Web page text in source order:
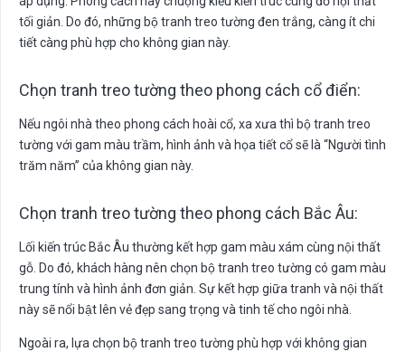
tối giản. Do đó, những bộ tranh treo tường đen trắng, càng ít chi
tiết càng phù hợp cho không gian này.
Chọn tranh treo tường theo phong cách cổ điển:
Nếu ngôi nhà theo phong cách hoài cổ, xa xưa thì bộ tranh treo
tường với gam màu trầm, hình ảnh và họa tiết cổ sẽ là “Người tình
trăm năm” của không gian này.
Chọn tranh treo tường theo phong cách Bắc Âu:
Lối kiến trúc Bắc Âu thường kết hợp gam màu xám cùng nội thất
gỗ. Do đó, khách hàng nên chọn bộ tranh treo tường có gam màu
trung tính và hình ảnh đơn giản. Sự kết hợp giữa tranh và nội thất
này sẽ nổi bật lên vẻ đẹp sang trọng và tinh tế cho ngôi nhà.
Ngoài ra, lựa chọn bộ tranh treo tường phù hợp với không gian